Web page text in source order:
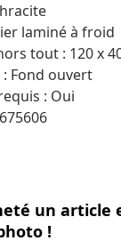
laminé à froid
tout : 120 x
Fond ouvert
: Oui
un article
!